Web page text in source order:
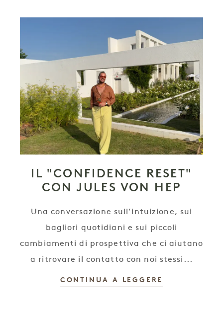
IL "CONFIDENCE RESET"
CON JULES VON HEP
Una conversazione sull’intuizione, sui
bagliori quotidiani e sui piccoli
cambiamenti di prospettiva che ci aiutano
a ritrovare il contatto con noi stessi...
CONTINUA A LEGGERE